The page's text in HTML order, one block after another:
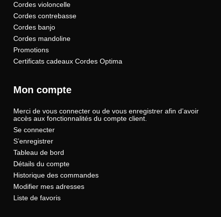
Cordes violoncelle
Cordes contrebasse
Cordes banjo
Cordes mandoline
Promotions
Certificats cadeaux Cordes Optima
Mon compte
Merci de vous connecter ou de vous enregistrer afin d’avoir
accès aux fonctionnalités du compte client.
Se connecter
S’enregistrer
Tableau de bord
Détails du compte
Historique des commandes
Modifier mes adresses
Liste de favoris